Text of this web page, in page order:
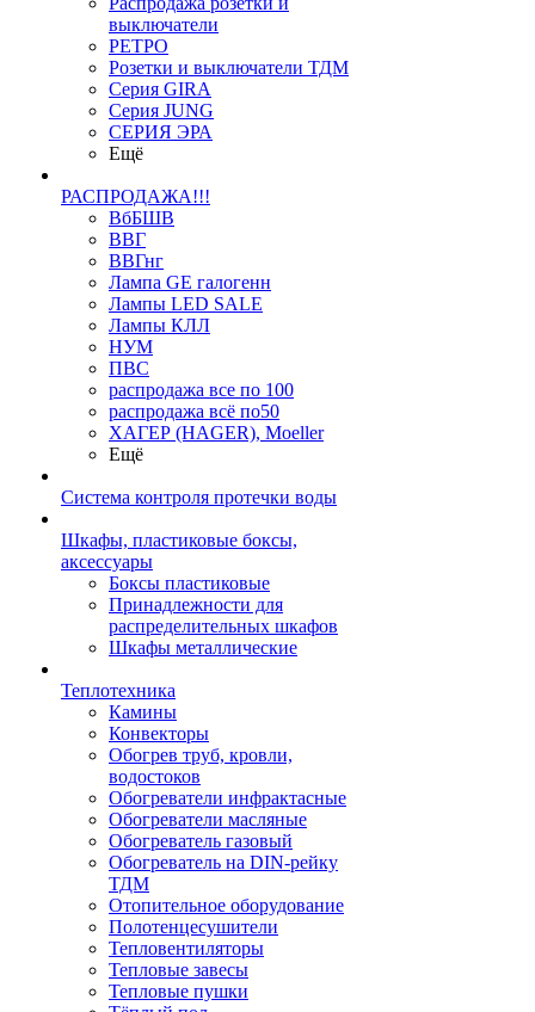
выключатели
РЕТРО
Розетки и выключатели ТДМ
Серия GIRA
Серия JUNG
СЕРИЯ ЭРА
Ещё
РАСПРОДАЖА!!!
ВбБШВ
ВВГ
ВВГнг
Лампа GE галогенн
Лампы LED SALE
Лампы КЛЛ
НУМ
ПВС
распродажа все по 100
распродажа всё по50
ХАГЕР (HAGER), Moeller
Ещё
Система контроля протечки воды
Шкафы, пластиковые боксы,
аксессуары
Боксы пластиковые
Принадлежности для
распределительных шкафов
Шкафы металлические
Теплотехника
Камины
Конвекторы
Обогрев труб, кровли,
водостоков
Обогреватели инфрактасные
Обогреватели масляные
Обогреватель газовый
Обогреватель на DIN-рейку
ТДМ
Отопительное оборудование
Полотенцесушители
Тепловентиляторы
Тепловые завесы
Тепловые пушки